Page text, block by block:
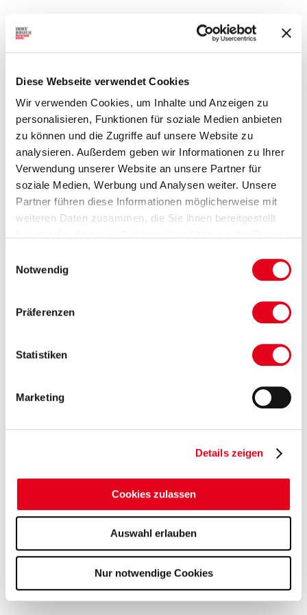
Diese Webseite verwendet Cookies
Wir verwenden Cookies, um Inhalte und Anzeigen zu
personalisieren, Funktionen für soziale Medien anbieten
zu können und die Zugriffe auf unsere Website zu
analysieren. Außerdem geben wir Informationen zu Ihrer
Verwendung unserer Website an unsere Partner für
soziale Medien, Werbung und Analysen weiter. Unsere
Partner führen diese Informationen möglicherweise mit
weiteren Daten zusammen, die Sie ihnen bereitgestellt
Notwendig
Präferenzen
Statistiken
Marketing
Details zeigen
Cookies zulassen
Auswahl erlauben
Nur notwendige Cookies